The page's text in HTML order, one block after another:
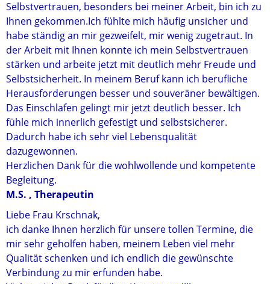
Selbstvertrauen, besonders bei meiner Arbeit, bin ich zu
Ihnen gekommen.Ich fühlte mich häufig unsicher und
habe ständig an mir gezweifelt, mir wenig zugetraut. In
der Arbeit mit Ihnen konnte ich mein Selbstvertrauen
stärken und arbeite jetzt mit deutlich mehr Freude und
Selbstsicherheit. In meinem Beruf kann ich berufliche
Herausforderungen besser und souveräner bewältigen.
Das Einschlafen gelingt mir jetzt deutlich besser. Ich
fühle mich innerlich gefestigt und selbstsicherer.
Dadurch habe ich sehr viel Lebensqualität
dazugewonnen.
Herzlichen Dank für die wohlwollende und kompetente
Begleitung.
M.S. , Therapeutin
Liebe Frau Krschnak,
ich danke Ihnen herzlich für unsere tollen Termine, die
mir sehr geholfen haben, meinem Leben viel mehr
Qualität schenken und ich endlich die gewünschte
Verbindung zu mir erfunden habe.